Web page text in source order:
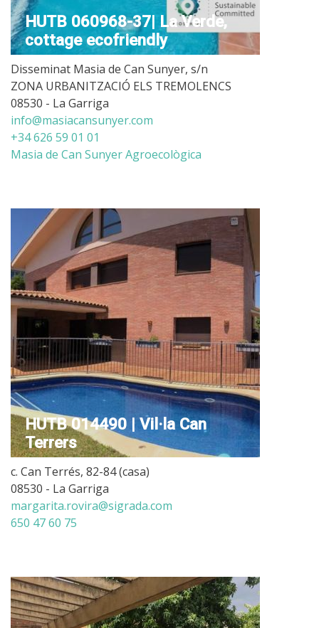
HUTB 060968-37| La Verde,
cottage ecofriendly
Disseminat Masia de Can Sunyer, s/n
ZONA URBANITZACIÓ ELS TREMOLENCS
08530 - La Garriga
info@masiacansunyer.com
+34 626 59 01 01
Masia de Can Sunyer Agroecològica
HUTB 014490 | Vil·la Can
Terrers
c. Can Terrés, 82-84 (casa)
08530 - La Garriga
margarita.rovira@sigrada.com
650 47 60 75